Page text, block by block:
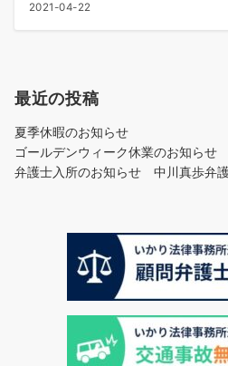
2021-04-22
最近の投稿
夏季休暇のお知らせ
ゴールデンウィーク休業のお知らせ
弁護士入所のお知らせ 中川真歩弁護